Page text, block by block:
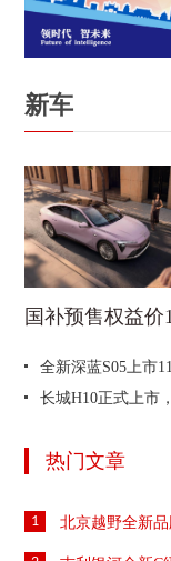
新车
全新深蓝S05上市11.59万元起，全球时尚激
长城H10正式上市，限时换
热门文章
1 北京越野全新